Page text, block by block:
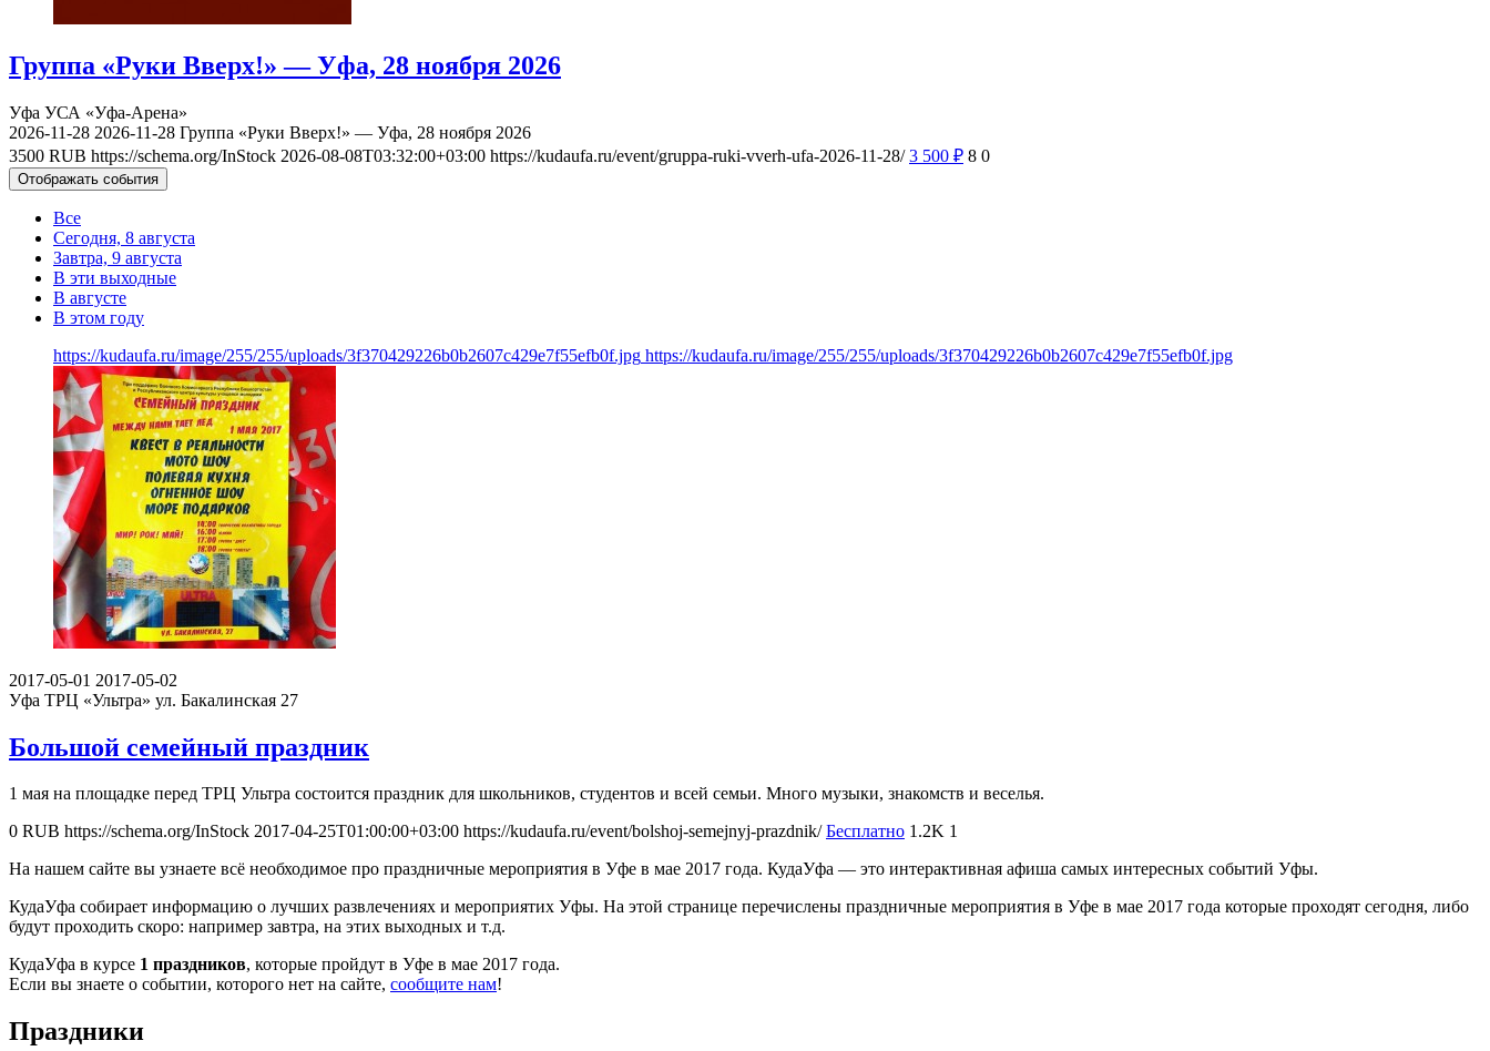
Группа «Руки Вверх!» — Уфа, 28 ноября 2026
Уфа УСА «Уфа-Арена»
2026-11-28 2026-11-28 Группа «Руки Вверх!» — Уфа, 28 ноября 2026
3500 RUB https://schema.org/InStock 2026-08-08T03:32:00+03:00 https://kudaufa.ru/event/gruppa-ruki-vverh-ufa-2026-11-28/ 3 500 ₽ 8 0
Отображать события
Все
Сегодня, 8 августа
Завтра, 9 августа
В эти выходные
В августе
В этом году
https://kudaufa.ru/image/255/255/uploads/3f370429226b0b2607c429e7f55efb0f.jpg https://kudaufa.ru/image/255/255/uploads/3f370429226b0b2607c429e7f55efb0f.jpg
2017-05-01 2017-05-02
Уфа ТРЦ «Ультра» ул. Бакалинская 27
Большой семейный праздник
1 мая на площадке перед ТРЦ Ультра состоится праздник для школьников, студентов и всей семьи. Много музыки, знакомств и веселья.
0 RUB https://schema.org/InStock 2017-04-25T01:00:00+03:00 https://kudaufa.ru/event/bolshoj-semejnyj-prazdnik/ Бесплатно 1.2K 1
На нашем сайте вы узнаете всё необходимое про праздничные мероприятия в Уфе в мае 2017 года. КудаУфа — это интерактивная афиша самых интересных событий Уфы.
КудаУфа собирает информацию о лучших развлечениях и мероприятих Уфы. На этой странице перечислены праздничные мероприятия в Уфе в мае 2017 года которые проходят сегодня, либо
будут проходить скоро: например завтра, на этих выходных и т.д.
КудаУфа в курсе 1 праздников, которые пройдут в Уфе в мае 2017 года.
Если вы знаете о событии, которого нет на сайте, сообщите нам!
Праздники